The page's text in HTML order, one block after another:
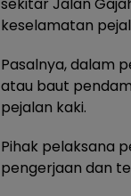
keselamatan
Pasalnya, dalam
atau baut
pejalan kaki.
Pihak pelaksana
pengerjaan dan